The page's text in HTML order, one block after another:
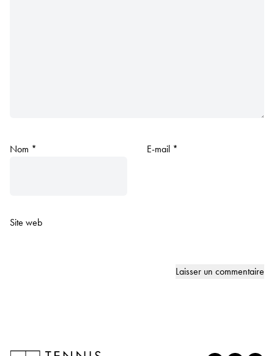
Nom * E-mail *
Site web